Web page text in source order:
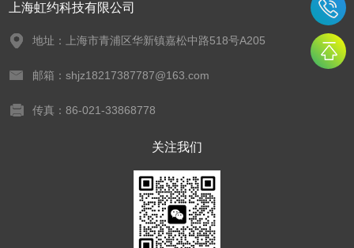
上海虹约科技有限公司
地址：上海市青浦区华新镇嘉松中路518号A205
邮箱：shjz18217387787@163.com
传真：86-021-33868778
关注我们